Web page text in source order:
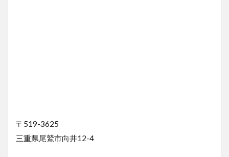
〒519-3625
三重県尾鷲市向井12-4